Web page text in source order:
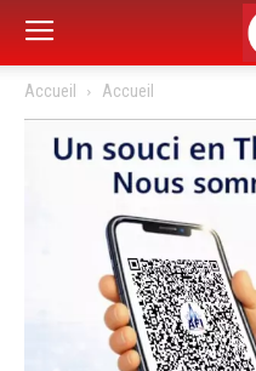
Accueil Accueil